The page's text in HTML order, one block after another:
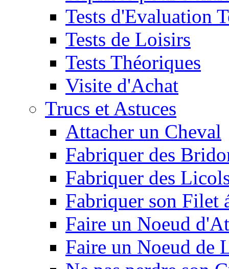
Tests d'Evaluation
Tests de Loisirs
Tests Théoriques
Visite d'Achat
Trucs et Astuces
Attacher un Cheval
Fabriquer des
Fabriquer des
Fabriquer son Filet
Faire un Noeud
Faire un Noeud de